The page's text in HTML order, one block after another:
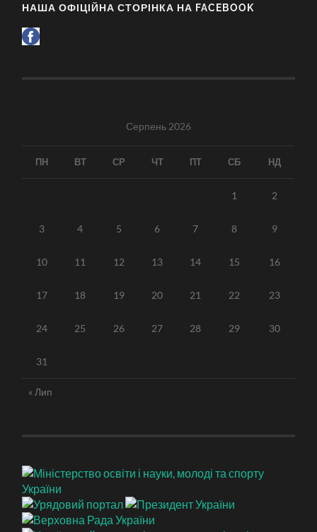
НАША ОФІЦІЙНА СТОРІНКА НА FACEBOOK
Серпень 2026
ПН ВТ СР ЧТ ПТ СБ НД
1 2
3 4 5 6 7 8 9
10 11 12 13 14 15 16
17 18 19 20 21 22 23
24 25 26 27 28 29 30
31
« Лип